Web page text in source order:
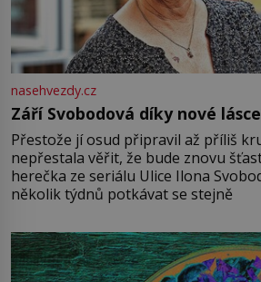
nasehvezdy.cz
Září Svobodová díky nové
Přestože jí osud připravil až příliš
nepřestala věřit, že bude znovu šťastná.
herečka ze seriálu Ulice Ilona
několik týdnů potkávat se stejně